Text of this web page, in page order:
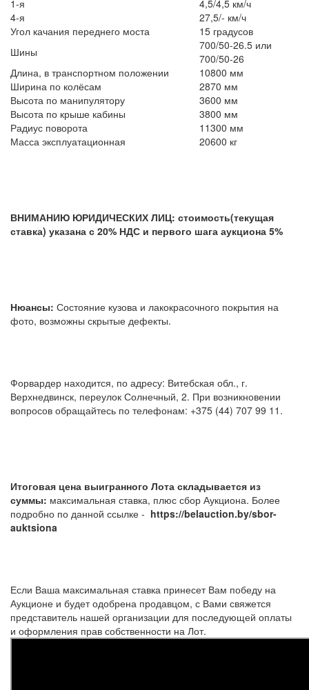
1-я
4,5/4,5 км/ч
4-я
27,5/- км/ч
Угол качания переднего моста
15 градусов
Шины
700/50-26.5 или
700/50-26
Длина, в транспортном положении
10800 мм
Ширина по колёсам
2870 мм
Высота по манипулятору
3600 мм
Высота по крыше кабины
3800 мм
Радиус поворота
11300 мм
Масса эксплуатационная
20600 кг
ВНИМАНИЮ ЮРИДИЧЕСКИХ ЛИЦ: стоимость(текущая
ставка) указана с 20% НДС и первого шага аукциона 5%
Нюансы: Состояние кузова и лакокрасочного покрытия на
фото, возможны скрытые дефекты.
Форвардер находится, по адресу: Витебская обл., г.
Верхнедвинск, переулок Солнечный, 2. При возникновении
вопросов обращайтесь по телефонам: +375 (44) 707 99 11.
Итоговая цена выигранного Лота складывается из
суммы: максимальная ставка, плюс сбор Аукциона. Более
подробно по данной ссылке - https://belauction.by/sbor-
auktsiona
Если Ваша максимальная ставка принесет Вам победу на
Аукционе и будет одобрена продавцом, с Вами свяжется
представитель нашей организации для последующей оплаты
и оформления прав собственности на Лот.